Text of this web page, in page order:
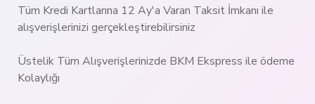
Tüm Kredi Kartlarına 12 Ay'a Varan Taksit İmkanı ile
alışverişlerinizi gerçekleştirebilirsiniz
Üstelik Tüm Alışverişlerinizde BKM Ekspress ile ödeme
Kolaylığı